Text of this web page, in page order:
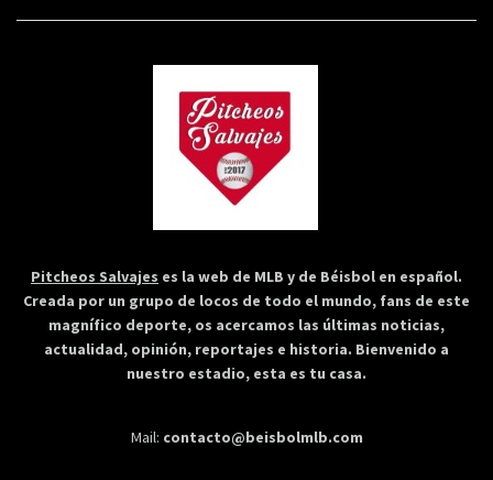
Pitcheos Salvajes es la web de MLB y de Béisbol en español.
Creada por un grupo de locos de todo el mundo, fans de este
magnífico deporte, os acercamos las últimas noticias,
actualidad, opinión, reportajes e historia. Bienvenido a
nuestro estadio, esta es tu casa.
Mail: contacto@beisbolmlb.com